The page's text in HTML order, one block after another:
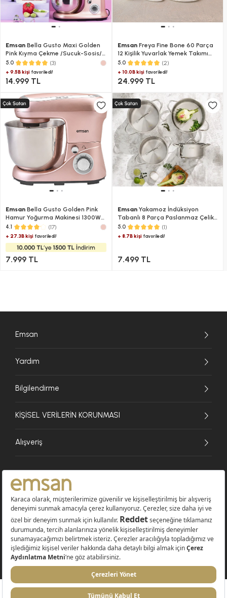
Emsan Bella Gusto Maxi Golden
Pink Kıyma Çekme /Sucuk-Sosis/
İçli Köfte Aparatlı/Smooth
Hazneli Hamur Yoğurma Makinesi
1300W 5L
5.0 (3)
+ 9.5B kişi favoriledi!
14.999 TL
EmsanFreya Fine Bone 60 Parça
12 Kişilik Yuvarlak Yemek Takımı
Gold
5.0 (2)
+ 10.0B kişifavoriledi!
24.999 TL
Emsan Bella Gusto Golden Pink
Hamur Yoğurma Makinesi 1300W
5L
4.1 (17)
+ 27.3B kişi favoriledi!
7.999 TL
EmsanYakamoz İndüksiyon
Tabanlı 8 Parça Paslanmaz Çelik
Tencere Seti
5.0 (1)
+ 8.7B kişifavoriledi!
7.499 TL
Emsan
Yardım
Bilgilendirme
KİŞİSEL VERİLERİN KORUNMASI
Alışveriş
© 2026 EMSAN A.Ş. Tüm Hakları Saklıdır